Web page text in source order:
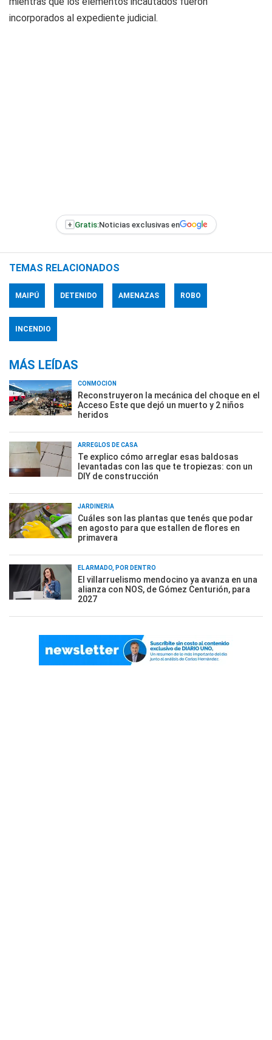
incorporados al expediente judicial.
+ Gratis:Noticias exclusivas en
TEMAS RELACIONADOS
MAIPÚ DETENIDO AMENAZAS ROBO
INCENDIO
MÁS LEÍDAS
CONMOCIÓN
Reconstruyeron la mecánica del choque en el
Acceso Este que dejó un muerto y 2 niños
heridos
ARREGLOS DE CASA
Te explico cómo arreglar esas baldosas
levantadas con las que te tropiezas: con un
DIY de construcción
JARDINERÍA
Cuáles son las plantas que tenés que podar
en agosto para que estallen de flores en
primavera
EL ARMADO, POR DENTRO
El villarruelismo mendocino ya avanza en una
alianza con NOS, de Gómez Centurión, para
2027